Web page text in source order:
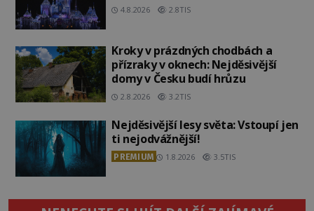
4.8.2026 2.8TIS
Kroky v prázdných chodbách a
přízraky v oknech: Nejděsivější
domy v Česku budí hrůzu
2.8.2026 3.2TIS
Nejděsivější lesy světa: Vstoupí jen
ti nejodvážnější!
PREMIUM 1.8.2026 3.5TIS